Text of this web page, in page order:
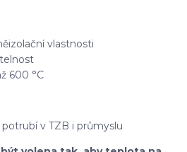
vlastnosti
600 °C
v TZB i průmyslu